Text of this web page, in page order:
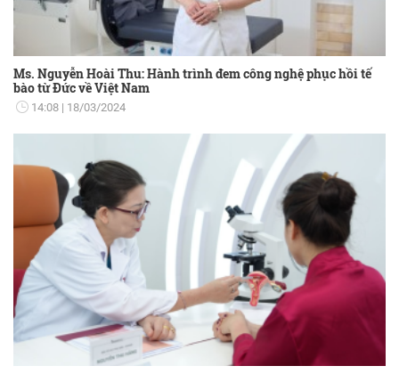
Ms. Nguyễn Hoài Thu: Hành trình đem công nghệ phục hồi tế
bào từ Đức về Việt Nam
14:08 18/03/2024